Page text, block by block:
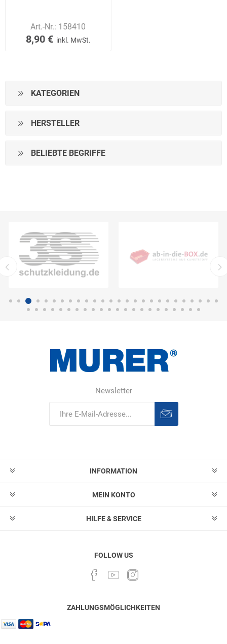
Art.-Nr.: 158410
8,90 € inkl. MwSt.
KATEGORIEN
HERSTELLER
BELIEBTE BEGRIFFE
Newsletter
INFORMATION
MEIN KONTO
HILFE & SERVICE
FOLLOW US
ZAHLUNGSMÖGLICHKEITEN